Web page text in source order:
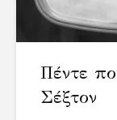
Πέντε
Σέξτον